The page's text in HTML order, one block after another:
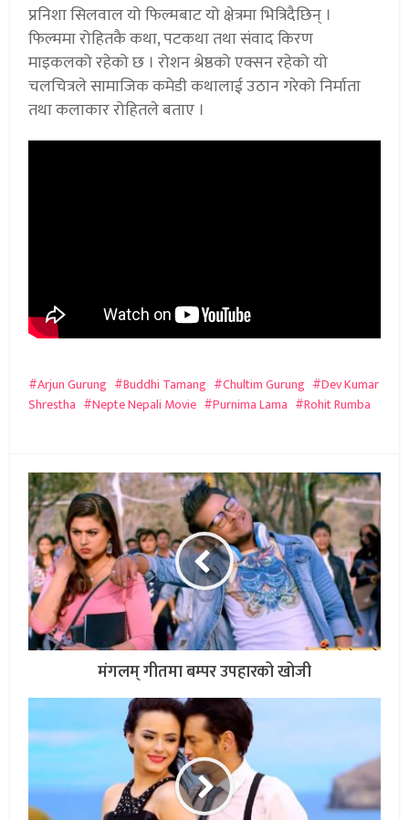
प्रनिशा सिलवाल यो फिल्मबाट यो क्षेत्रमा भित्रिदैछिन् ।
फिल्ममा रोहितकै कथा, पटकथा तथा संवाद किरण
माइकलको रहेको छ । रोशन श्रेष्ठको एक्सन रहेको यो
चलचित्रले सामाजिक कमेडी कथालाई उठान गरेको निर्माता
तथा कलाकार रोहितले बताए ।
Arjun Gurung Buddhi Tamang Chultim Gurung
Dev Kumar
Shrestha
Nepte Nepali Movie Purnima Lama Rohit Rumba
मंगलम् गीतमा बम्पर उपहारको खोजी